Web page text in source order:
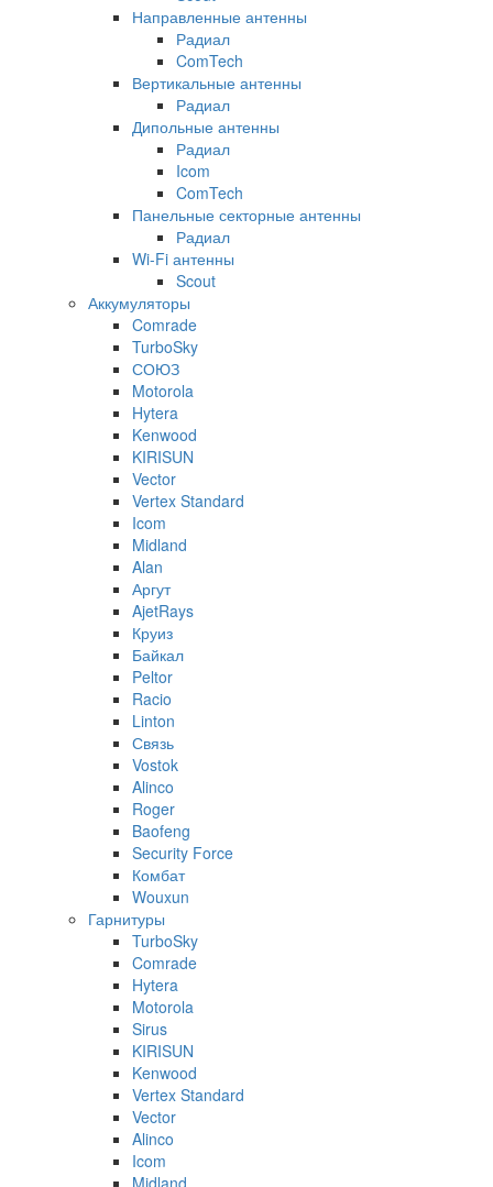
Направленные антенны
Радиал
ComTech
Вертикальные антенны
Радиал
Дипольные антенны
Радиал
Icom
ComTech
Панельные секторные антенны
Радиал
Wi-Fi антенны
Scout
Аккумуляторы
Comrade
TurboSky
СОЮЗ
Motorola
Hytera
Kenwood
KIRISUN
Vector
Vertex Standard
Icom
Midland
Alan
Аргут
AjetRays
Круиз
Байкал
Peltor
Racio
Linton
Связь
Vostok
Alinco
Roger
Baofeng
Security Force
Комбат
Wouxun
Гарнитуры
TurboSky
Comrade
Hytera
Motorola
Sirus
KIRISUN
Kenwood
Vertex Standard
Vector
Alinco
Icom
Midland